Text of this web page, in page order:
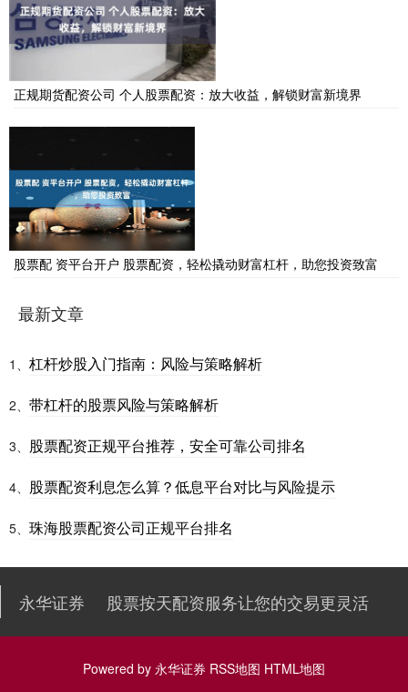
正规期货配资公司 个人股票配资：放大收益，解锁财富新境界
股票配 资平台开户 股票配资，轻松撬动财富杠杆，助您投资致富
最新文章
1、 杠杆炒股入门指南：风险与策略解析
2、 带杠杆的股票风险与策略解析
3、 股票配资正规平台推荐，安全可靠公司排名
4、 股票配资利息怎么算？低息平台对比与风险提示
5、 珠海股票配资公司正规平台排名
永华证券 股票按天配资服务让您的交易更灵活
Powered by 永华证券 RSS地图 HTML地图